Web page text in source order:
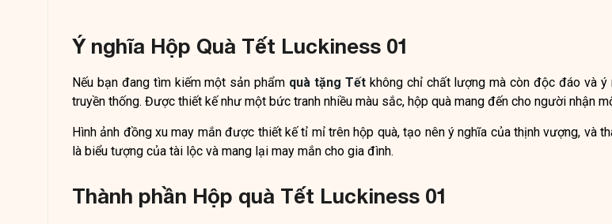
Ý nghĩa Hộp Quà Tết Luckiness 01
Nếu bạn đang tìm kiếm một sản phẩm quà tặng Tếtkhông chỉ chất lượng mà còn độc đáo và ý
truyền thống. Được thiết kế như một bức tranh nhiều màu sắc, hộp quà mang đến cho người nhận
Hình ảnh đồng xu may mắn được thiết kế tỉ mỉ trên hộp quà, tạo nên ý nghĩa của thịnh vượng, và
là biểu tượng của tài lộc và mang lại may mắn cho gia đình.
Thành phần Hộp quà Tết Luckiness 01